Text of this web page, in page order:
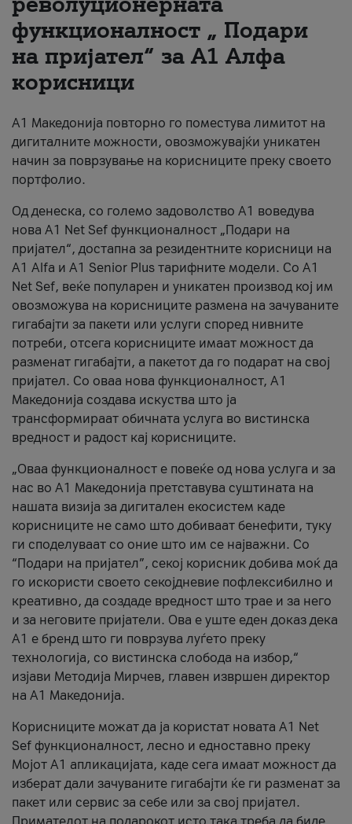
За нас
#ПодобарОнлајн
функционалност „ Подари
на пријател“ за А1 Алфа
корисници
А1 Македонија повторно го поместува лимитот на
дигиталните можности, овозможувајќи уникатен
начин за поврзување на корисниците преку своето
портфолио.
Од денеска, со големо задоволство А1 воведува
нова A1 Net Sef функционалност „Подари на
пријател“, достапна за резидентните корисници на
А1 Alfa и A1 Senior Plus тарифните модели. Со A1
Net Sef, веќе популарен и уникатен производ кој им
овозможува на корисниците размена на зачуваните
гигабајти за пакети или услуги според нивните
потреби, отсега корисниците имаат можност да
разменат гигабајти, а пакетот да го подарат на свој
пријател. Со оваа нова функционалност, А1
Македонија создава искуства што ја
трансформираат обичната услуга во вистинска
вредност и радост кај корисниците.
„Оваа функционалност е повеќе од нова услуга и за
нас во А1 Македонија претставува суштината на
нашата визија за дигитален екосистем каде
корисниците не само што добиваат бенефити, туку
ги споделуваат со оние што им се најважни. Со
“Подари на пријател”, секој корисник добива моќ да
го искористи своето секојдневие пофлексибилно и
креативно, да создаде вредност што трае и за него
и за неговите пријатели. Ова е уште еден доказ дека
А1 е бренд што ги поврзува луѓето преку
технологија, со вистинска слобода на избор,“
изјави Методија Мирчев, главен извршен директор
на А1 Македонија.
Корисниците можат да ја користат новата А1 Net
Sef функционалност, лесно и едноставно преку
Мојот А1 апликацијата, каде сега имаат можност да
изберат дали зачуваните гигабајти ќе ги разменат за
пакет или сервис за себе или за свој пријател.